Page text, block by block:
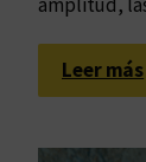
Leer más: